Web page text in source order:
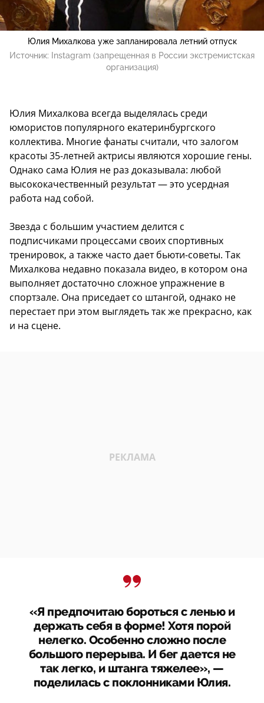
Юлия Михалкова уже запланировала летний отпуск
Источник:
Instagram (запрещенная в России экстремистская
организация)
Юлия Михалкова всегда выделялась среди
юмористов популярного екатеринбургского
коллектива. Многие фанаты считали, что залогом
красоты 35-летней актрисы являются хорошие гены.
Однако сама Юлия не раз доказывала: любой
высококачественный результат — это усердная
работа над собой.
Звезда с большим участием делится с
подписчиками процессами своих спортивных
тренировок, а также часто дает бьюти-советы. Так
Михалкова недавно показала видео, в котором она
выполняет достаточно сложное упражнение в
спортзале. Она приседает со штангой, однако не
перестает при этом выглядеть так же прекрасно, как
и на сцене.
«Я предпочитаю бороться с ленью и
держать себя в форме! Хотя порой
нелегко. Особенно сложно после
большого перерыва. И бег дается не
так легко, и штанга тяжелее», —
поделилась с поклонниками Юлия.